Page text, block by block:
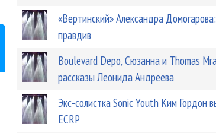
«Вертинский» Александра
правдив
Boulevard Depo, Сюзанна и Thomas
рассказы Леонида Андреева
Экс-солистка Sonic Youth Ким Гордон
ECRP